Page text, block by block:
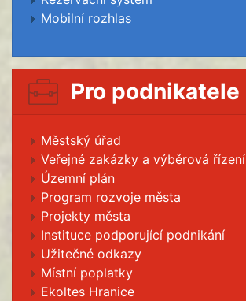
Mobilní rozhlas
Pro podnikatele
Městský úřad
Veřejné zakázky a výběrová řízení
Územní plán
Program rozvoje města
Projekty města
Instituce podporující podnikání
Užitečné odkazy
Místní poplatky
Ekoltes Hranice